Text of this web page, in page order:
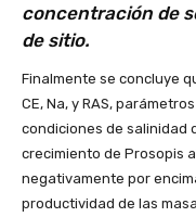
concentración de
de sitio.
Finalmente se concluye
CE, Na, y RAS,
condiciones de salinidad
crecimiento de Prosopis
negativamente por
productividad de las